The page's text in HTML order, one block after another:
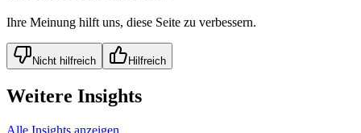
Ihre Meinung hilft uns, diese Seite zu verbessern.
Nicht hilfreich Hilfreich
Weitere Insights
Alle Insights anzeigen